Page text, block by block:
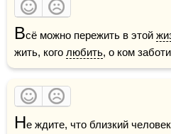
Всё можно пережить в этой
жить, кого любить, о ком
Не ждите, что близкий